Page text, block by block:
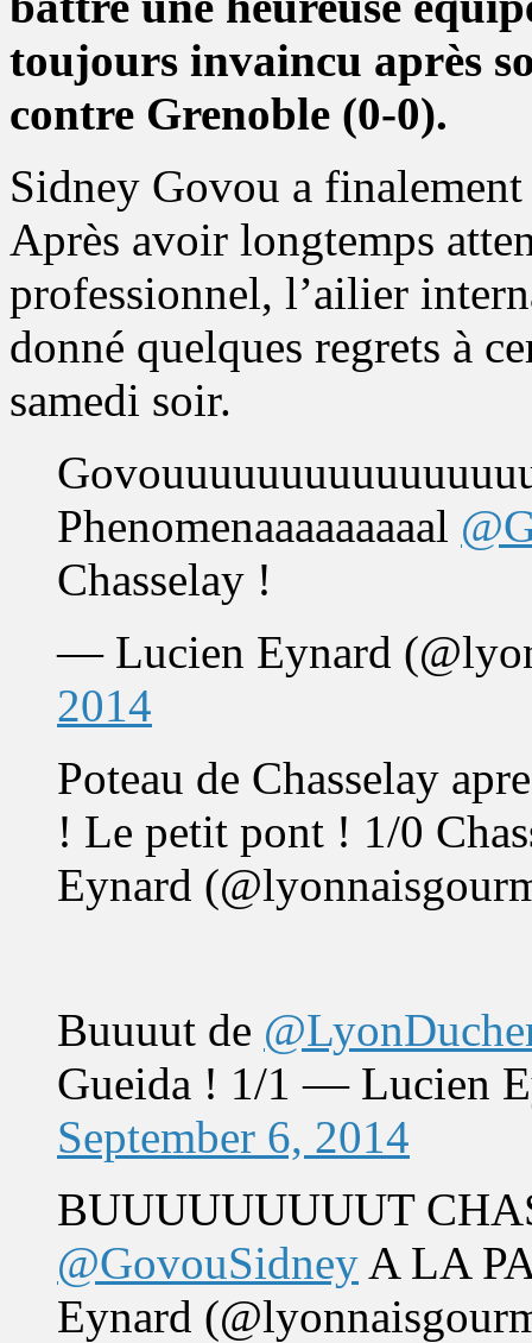
toujours invaincu après
contre Grenoble (0-0).
Sidney Govou a
Après avoir longtemps
professionnel, l’ailier
donné quelques regrets à
samedi soir.
Phenomenaaaaaaaaal
Chasselay !
— Lucien Eynard
2014
Poteau de Chasselay
! Le petit pont ! 1/0
Eynard
Buuuut de
Gueida ! 1/1 — Lucien
September 6, 2014
BUUUUUUUUUT
@GovouSidney A LA
Eynard